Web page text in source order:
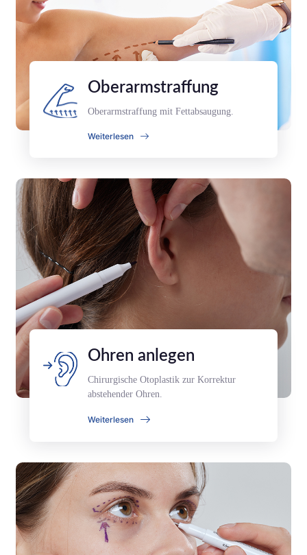
Oberarmstraffung
Oberarmstraffung mit Fettabsaugung.
Weiterlesen
Ohren anlegen
Chirurgische Otoplastik zur Korrektur
abstehender Ohren.
Weiterlesen